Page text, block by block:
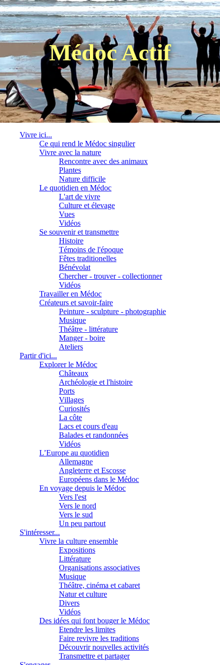
Médoc Actif
Vivre ici...
Ce qui rend le Médoc singulier
Vivre avec la nature
Rencontre avec des animaux
Plantes
Nature difficile
Le quotidien en Médoc
L'art de vivre
Culture et élevage
Vues
Vidéos
Se souvenir et transmettre
Histoire
Témoins de l'époque
Fêtes traditionelles
Bénévolat
Chercher - trouver - collectionner
Vidéos
Travailler en Médoc
Créateurs et savoir-faire
Peinture - sculpture - photographie
Musique
Théâtre - littérature
Manger - boire
Ateliers
Partir d'ici...
Explorer le Médoc
Châteaux
Archéologie et l'histoire
Ports
Villages
Curiosités
La côte
Lacs et cours d'eau
Balades et randonnées
Vidéos
L’Europe au quotidien
Allemagne
Angleterre et Escosse
Européens dans le Médoc
En voyage depuis le Médoc
Vers l'est
Vers le nord
Vers le sud
Un peu partout
S'intéresser...
Vivre la culture ensemble
Expositions
Littérature
Organisations associatives
Musique
Théâtre, cinéma et cabaret
Natur et culture
Divers
Vidéos
Des idées qui font bouger le Médoc
Etendre les limites
Faire revivre les traditions
Découvrir nouvelles activités
Transmettre et partager